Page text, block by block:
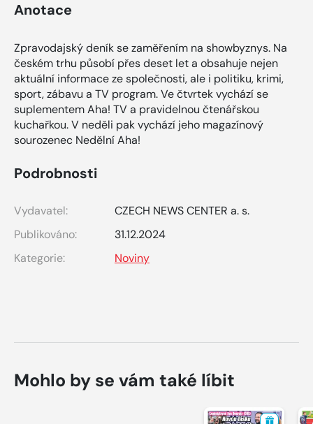
Anotace
Zpravodajský deník se zaměřením na showbyznys. Na
českém trhu působí přes deset let a obsahuje nejen
aktuální informace ze společnosti, ale i politiku, krimi,
sport, zábavu a TV program. Ve čtvrtek vychází se
suplementem Aha! TV a pravidelnou čtenářskou
kuchařkou. V neděli pak vychází jeho magazínový
sourozenec Nedělní Aha!
Podrobnosti
Vydavatel:
CZECH NEWS CENTER a. s.
Publikováno:
31.12.2024
Kategorie:
Noviny
Mohlo by se vám také líbit